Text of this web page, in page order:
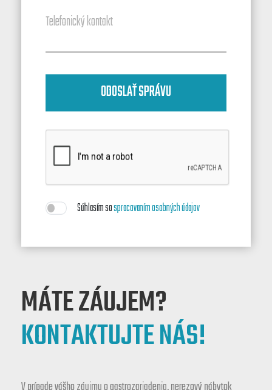
Telefonický kontakt
ODOSLAŤ SPRÁVU
Súhlasím sospracovaním osobných údajov
MÁTE ZÁUJEM?
KONTAKTUJTE NÁS!